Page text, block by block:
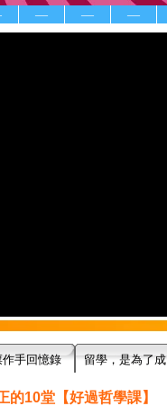
— — —
作手回憶錄 留學，是為了成
10堂【好過哲學課】